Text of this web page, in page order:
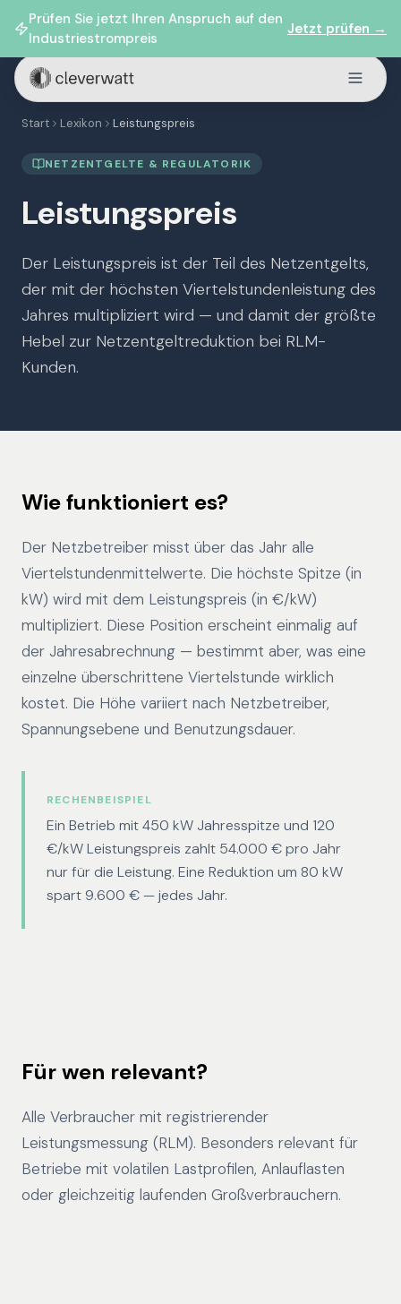
Prüfen Sie jetzt Ihren Anspruch auf den
Industriestrompreis
Jetzt prüfen →
Start Lexikon Leistungspreis
NETZENTGELTE & REGULATORIK
Leistungspreis
Der Leistungspreis ist der Teil des Netzentgelts,
der mit der höchsten Viertelstundenleistung des
Jahres multipliziert wird — und damit der größte
Hebel zur Netzentgeltreduktion bei RLM-
Kunden.
Wie funktioniert es?
Der Netzbetreiber misst über das Jahr alle
Viertelstundenmittelwerte. Die höchste Spitze (in
kW) wird mit dem Leistungspreis (in €/kW)
multipliziert. Diese Position erscheint einmalig auf
der Jahresabrechnung — bestimmt aber, was eine
einzelne überschrittene Viertelstunde wirklich
kostet. Die Höhe variiert nach Netzbetreiber,
Spannungsebene und Benutzungsdauer.
RECHENBEISPIEL
Ein Betrieb mit 450 kW Jahresspitze und 120
€/kW Leistungspreis zahlt 54.000 € pro Jahr
nur für die Leistung. Eine Reduktion um 80 kW
spart 9.600 € — jedes Jahr.
Für wen relevant?
Alle Verbraucher mit registrierender
Leistungsmessung (RLM). Besonders relevant für
Betriebe mit volatilen Lastprofilen, Anlauflasten
oder gleichzeitig laufenden Großverbrauchern.